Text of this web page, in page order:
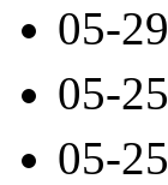
05-29
05-25
05-25